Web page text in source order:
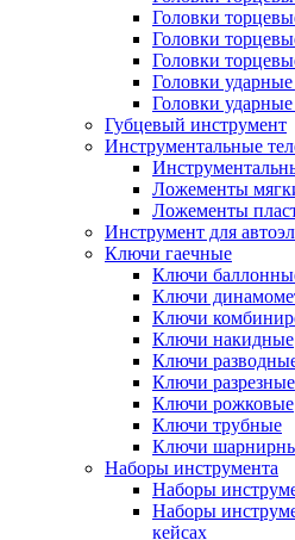
Головки
Головки
Головки
Головки
Головки
Губцевый инструмент
Инструментальные
Ложементы
Ложементы
Инструмент для
Ключи гаечные
Ключи
Ключи
Ключи
Ключи накидные
Ключи
Ключи разрезные
Ключи рожковые
Ключи трубные
Ключи
Наборы инструмента
Наборы
Наборы
кейсах